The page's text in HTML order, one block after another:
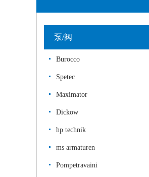
泵/阀
Burocco
Spetec
Maximator
Dickow
hp technik
ms armaturen
Pompetravaini